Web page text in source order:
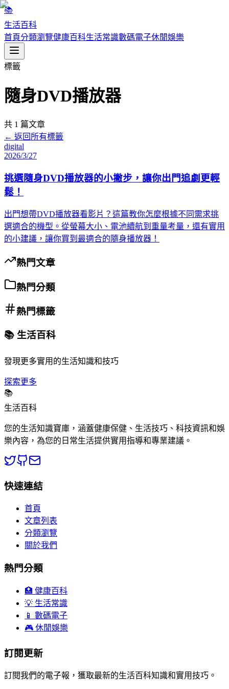
📚
生活百科
首頁分類瀏覽健康百科生活常識數碼電子休閒娛樂
標籤
隨身DVD播放器
共 1 篇文章
← 返回所有標籤
digital
2026/3/27
挑選隨身DVD播放器的小撇步，讓你出門追劇更輕
鬆！
出門想帶DVD播放器看影片？這篇教你怎麼根據不同需求挑
選適合的機型。從螢幕大小、電池續航到重量考量，還有實用
的小建議，讓你買到最適合的隨身播放器！
熱門文章
熱門分類
熱門標籤
📚 生活百科
發現更多實用的生活知識和技巧
探索更多
📚
生活百科
您的生活知識寶庫，涵蓋健康保健、生活技巧、科技資訊和娛
樂內容，為您的日常生活提供實用指導和專業建議。
快速連結
首頁
文章列表
分類瀏覽
關於我們
熱門分類
🏥 健康百科
💡 生活常識
📱 數碼電子
🎮 休閒娛樂
訂閱更新
訂閱我們的電子報，獲取最新的生活百科知識和實用技巧。